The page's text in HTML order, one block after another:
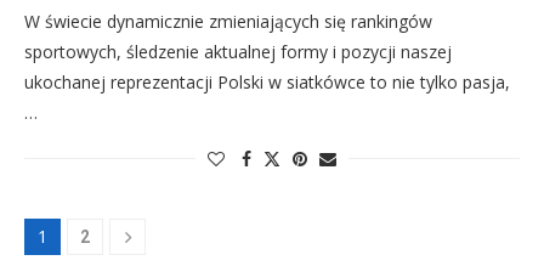
W świecie dynamicznie zmieniających się rankingów
sportowych, śledzenie aktualnej formy i pozycji naszej
ukochanej reprezentacji Polski w siatkówce to nie tylko pasja,
…
1 2